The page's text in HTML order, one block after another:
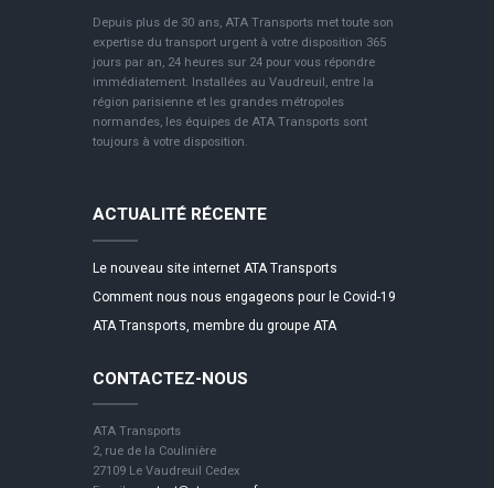
Depuis plus de 30 ans, ATA Transports met toute son
expertise du transport urgent à votre disposition 365
jours par an, 24 heures sur 24 pour vous répondre
immédiatement. Installées au Vaudreuil, entre la
région parisienne et les grandes métropoles
normandes, les équipes de ATA Transports sont
toujours à votre disposition.
ACTUALITÉ RÉCENTE
Le nouveau site internet ATA Transports
Comment nous nous engageons pour le Covid-19
ATA Transports, membre du groupe ATA
CONTACTEZ-NOUS
ATA Transports
2, rue de la Coulinière
27109 Le Vaudreuil Cedex